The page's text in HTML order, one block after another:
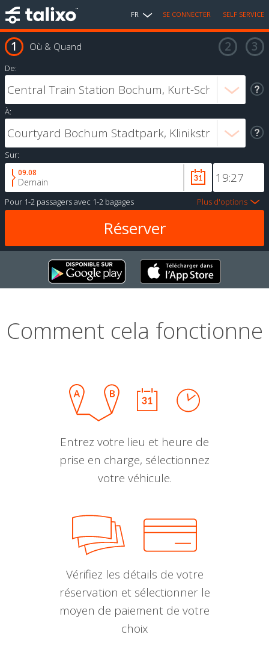
FR SE CONNECTER SELF SERVICE
Où & Quand
De:
À:
Sur:
09.08
Demain
Pour 1-2 passagersavec 1-2 bagages Plus d'options
Comment cela fonctionne
Entrez votre lieu et heure de
prise en charge, sélectionnez
votre véhicule.
Vérifiez les détails de votre
réservation et sélectionner le
moyen de paiement de votre
choix